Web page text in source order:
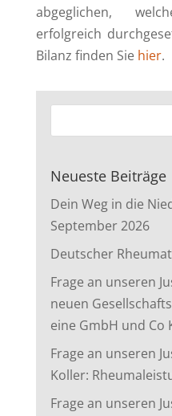
abgeglichen,
erfolgreich
Bilanz finden Sie hier.
Neueste Beiträge
Dein Weg in die
September 2026
Deutscher
Frage an unseren
neuen
eine GmbH und Co
Frage an unseren
Koller:
Frage an unseren